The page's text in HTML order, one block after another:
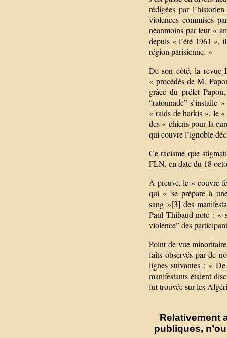
rédigées par
violences commises
néanmoins par leur «
depuis « l’été 1961 »,
région parisienne. »
De son côté, la revue
« procédés de M.
grâce du préfet
“ratonnade” s’installe
« raids de harkis », le
des « chiens pour la
qui couvre l’ignoble
Ce racisme que
FLN, en date du 18
À preuve, le « couvre-
qui « se prépare à
sang »[3] des
Paul Thibaud note : «
violence” des
Point de vue
faits observés par de
lignes suivantes : «
manifestants étaient
fut trouvée sur les
Relativement
publiques,